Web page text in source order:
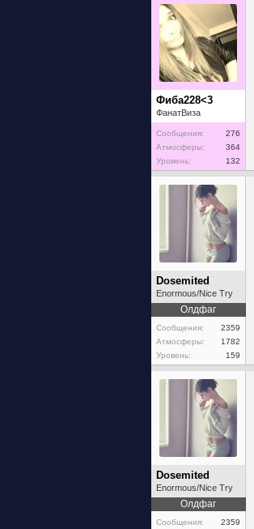
Фиба228<3
ФанатВиза
Сообщения:
276
Атмосферы:
364
Уровень:
132
Dosemited
Enormous/Nice Try
Олдфаг
Сообщения:
2359
Атмосферы:
1782
Уровень:
159
Dosemited
Enormous/Nice Try
Олдфаг
Сообщения:
2359